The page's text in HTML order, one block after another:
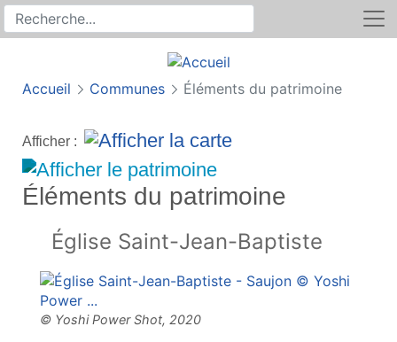
Recherche sur le site
Rechercher
Accueil Communes Éléments du patrimoine
Afficher :
Éléments du patrimoine
Église Saint-Jean-Baptiste